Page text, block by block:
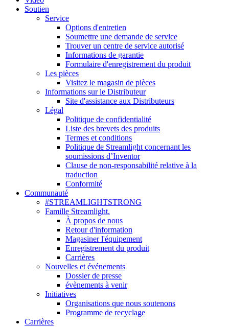
Soutien
Service
Options d'entretien
Soumettre une demande de service
Trouver un centre de service autorisé
Informations de garantie
Formulaire d'enregistrement du produit
Les pièces
Visitez le magasin de pièces
Informations sur le Distributeur
Site d'assistance aux Distributeurs
Légal
Politique de confidentialité
Liste des brevets des produits
Termes et conditions
Politique de Streamlight concernant les
soumissions d’Inventor
Clause de non-responsabilité relative à la
traduction
Conformité
Communauté
#STREAMLIGHTSTRONG
Famille Streamlight.
À propos de nous
Retour d'information
Magasiner l'équipement
Enregistrement du produit
Carrières
Nouvelles et événements
Dossier de presse
évènements à venir
Initiatives
Organisations que nous soutenons
Programme de recyclage
Carrières